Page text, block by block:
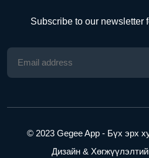
Subscribe to our newsletter
© 2023 Gegee App - Бүх эрх
Дизайн &